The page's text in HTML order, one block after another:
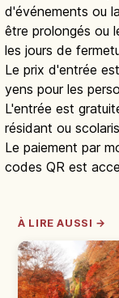
d'événements ou
être prolongés ou
les jours de
Le prix d'entrée
yens pour les
L'entrée est
résidant ou
Le paiement par
codes QR est
À LIRE AUSSI →